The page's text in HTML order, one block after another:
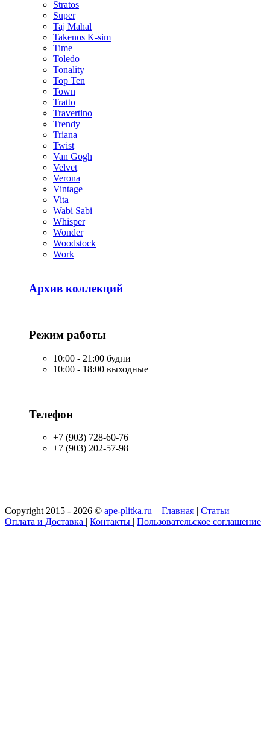
Stratos
Super
Taj Mahal
Takenos K-sim
Time
Toledo
Tonality
Top Ten
Town
Tratto
Travertino
Trendy
Triana
Twist
Van Gogh
Velvet
Verona
Vintage
Vita
Wabi Sabi
Whisper
Wonder
Woodstock
Work
Архив коллекций
Режим работы
10:00 - 21:00 будни
10:00 - 18:00 выходные
Телефон
+7 (903) 728-60-76
+7 (903) 202-57-98
Copyright 2015 - 2026 © ape-plitka.ru Главная | Статьи |
Оплата и Доставка | Контакты | Пользовательское соглашение